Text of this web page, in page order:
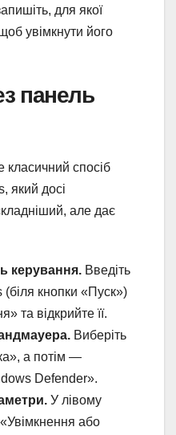
для якої
увімкнути його
панель
спосіб
який досі
але дає
керування. Введіть
кнопки «Пуск»)
та відкрийте її.
Виберіть
а потім —
Defender».
У лівому
або